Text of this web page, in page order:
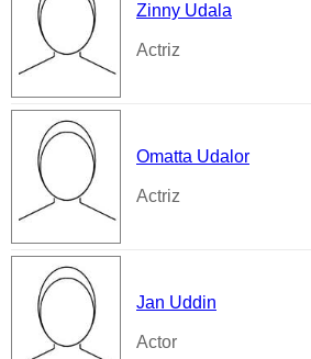
Zinny Udala
Actriz
Omatta Udalor
Actriz
Jan Uddin
Actor